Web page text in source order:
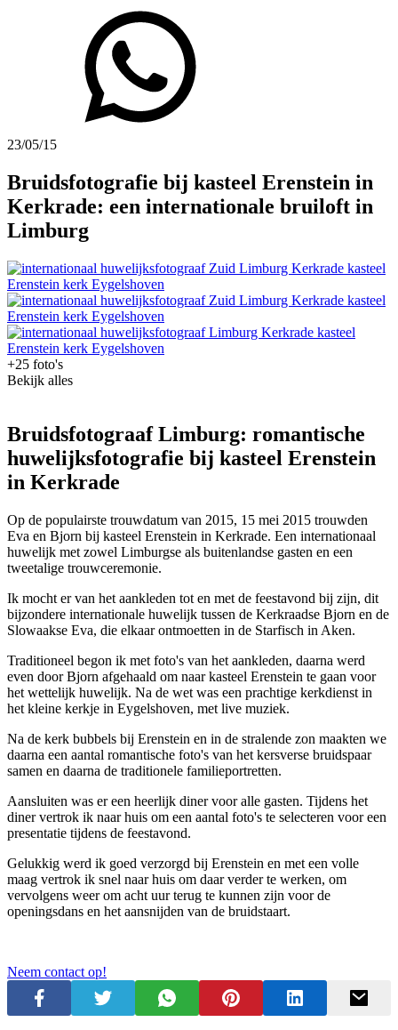
23/05/15
Bruidsfotografie bij kasteel Erenstein in
Kerkrade: een internationale bruiloft in
Limburg
+25 foto's
Bekijk alles
Bruidsfotograaf Limburg: romantische
huwelijksfotografie bij kasteel Erenstein
in Kerkrade
Op de populairste trouwdatum van 2015, 15 mei 2015 trouwden
Eva en Bjorn bij kasteel Erenstein in Kerkrade. Een internationaal
huwelijk met zowel Limburgse als buitenlandse gasten en een
tweetalige trouwceremonie.
Ik mocht er van het aankleden tot en met de feestavond bij zijn, dit
bijzondere internationale huwelijk tussen de Kerkraadse Bjorn en de
Slowaakse Eva, die elkaar ontmoetten in de Starfisch in Aken.
Traditioneel begon ik met foto's van het aankleden, daarna werd
even door Bjorn afgehaald om naar kasteel Erenstein te gaan voor
het wettelijk huwelijk. Na de wet was een prachtige kerkdienst in
het kleine kerkje in Eygelshoven, met live muziek.
Na de kerk bubbels bij Erenstein en in de stralende zon maakten we
daarna een aantal romantische foto's van het kersverse bruidspaar
samen en daarna de traditionele familieportretten.
Aansluiten was er een heerlijk diner voor alle gasten. Tijdens het
diner vertrok ik naar huis om een aantal foto's te selecteren voor een
presentatie tijdens de feestavond.
Gelukkig werd ik goed verzorgd bij Erenstein en met een volle
maag vertrok ik snel naar huis om daar verder te werken, om
vervolgens weer om acht uur terug te kunnen zijn voor de
openingsdans en het aansnijden van de bruidstaart.
Neem contact op!